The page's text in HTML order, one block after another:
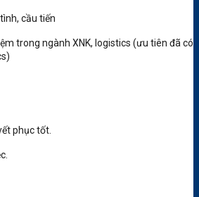
cầu tiến
trong ngành XNK, logistics (ưu tiên đã có
phục tốt.